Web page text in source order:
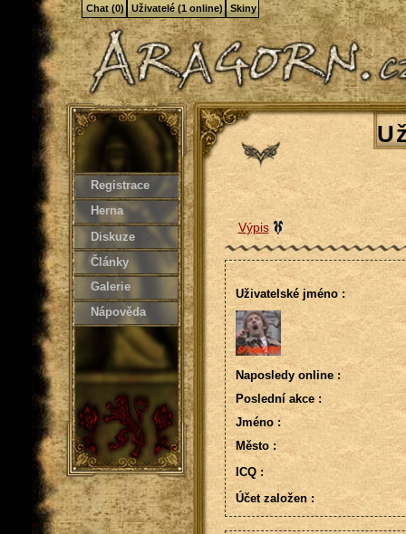
Registrace
Herna
Diskuze
Články
Galerie
Nápověda
Výpis
Uživatelské jméno :
Naposledy online :
Poslední akce :
Jméno :
Město :
ICQ :
Účet založen :
Chat (0) Uživatelé (1 online) Skiny